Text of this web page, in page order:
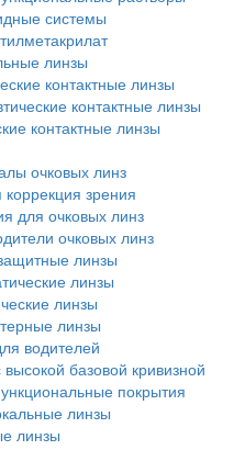
системы
линзы
контактные линзы
контактные линзы
контактные линзы
очковых линз
коррекция зрения
для очковых линз
очковых линз
линзы
линзы
линзы
линзы
водителей
базовой кривизной
покрытия
линзы
линзы